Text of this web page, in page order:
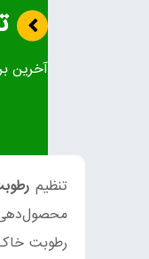
آخرین
تنظیم
محصول‌دهی قارچ خواهد داشت.
رطوبت